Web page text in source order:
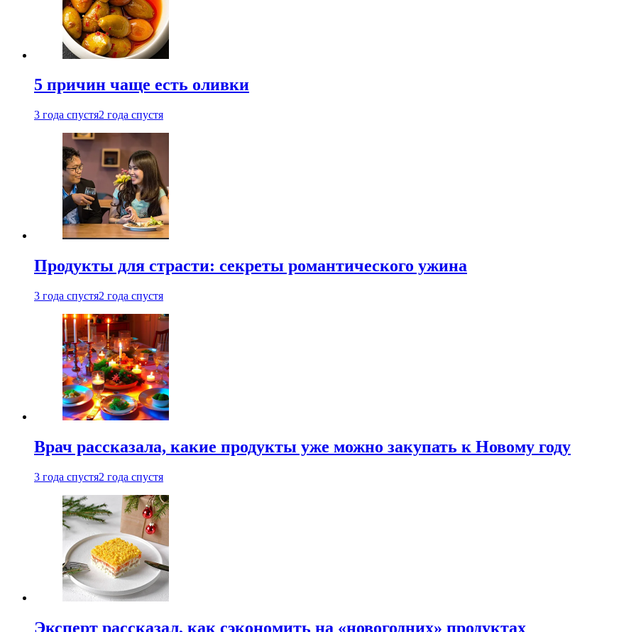
5 причин чаще есть оливки
3 года спустя2 года спустя
Продукты для страсти: секреты романтического ужина
3 года спустя2 года спустя
Врач рассказала, какие продукты уже можно закупать к Новому году
3 года спустя2 года спустя
Эксперт рассказал, как сэкономить на «новогодних» продуктах